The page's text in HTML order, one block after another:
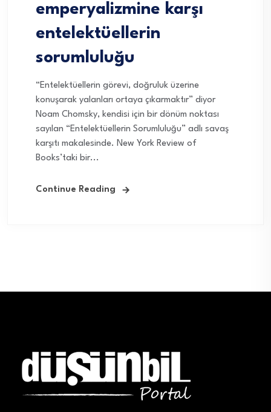
emperyalizmine karşı
entelektüellerin
sorumluluğu
“Entelektüellerin görevi, doğruluk üzerine
konuşarak yalanları ortaya çıkarmaktır” diyor
Noam Chomsky, kendisi için bir dönüm noktası
sayılan “Entelektüellerin Sorumluluğu” adlı savaş
karşıtı makalesinde. New York Review of
Books’taki bir...
Continue Reading